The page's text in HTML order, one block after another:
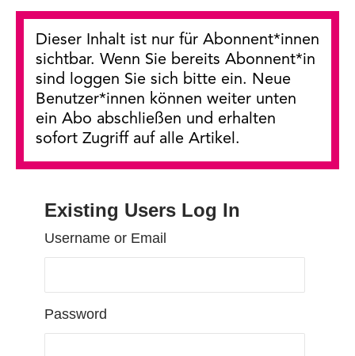
„Recht
auf
Wohnen“?
Dieser Inhalt ist nur für Abonnent*innen
sichtbar. Wenn Sie bereits Abonnent*in
sind loggen Sie sich bitte ein. Neue
Benutzer*innen können weiter unten
ein Abo abschließen und erhalten
sofort Zugriff auf alle Artikel.
Existing Users Log In
Username or Email
Password